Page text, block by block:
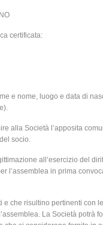
certificata:
e nome, luogo e data di
alla Società l’apposita
socio.
all’esercizio del
l’assemblea in prima
che risultino pertinenti con
La Società potrà